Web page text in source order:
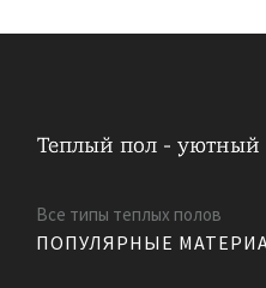
Все типы теплых полов
ПОПУЛЯРНЫЕ